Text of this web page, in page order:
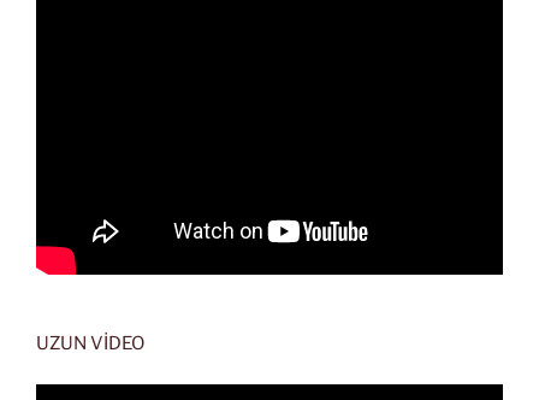
UZUN VİDEO